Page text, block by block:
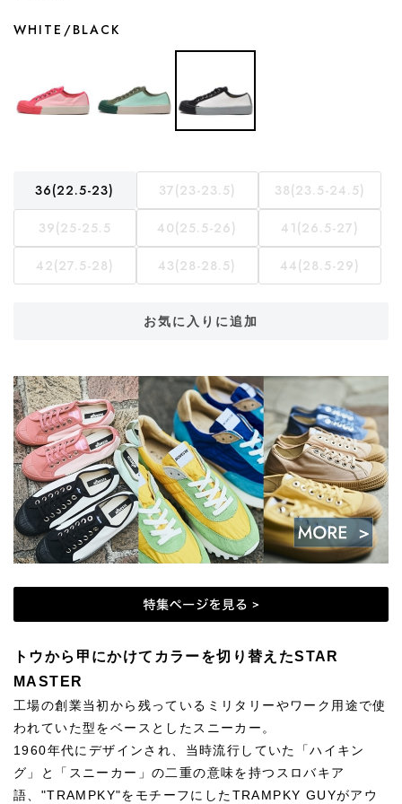
WHITE/BLACK
36(22.5-23) 37(23-23.5) 38(23.5-24.5)
39(25-25.5 40(25.5-26) 41(26.5-27)
42(27.5-28) 43(28-28.5) 44(28.5-29)
お気に入りに追加
トウから甲にかけてカラーを切り替えたSTAR
MASTER
工場の創業当初から残っているミリタリーやワーク用途で使
われていた型をベースとしたスニーカー。
1960年代にデザインされ、当時流行していた「ハイキン
グ」と「スニーカー」の二重の意味を持つスロバキア
語、"TRAMPKY"をモチーフにしたTRAMPKY GUYがアウ